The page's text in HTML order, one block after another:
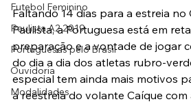
Futebol Feminino
Paulista A2 2019
Portuguesas pelo Brasil
Ouvidoria
Modalidades
Faltando 14 dias para a estreia
Paulista, a Portuguesa está em
preparação e a vontade de jogar
do dia a dia dos atletas rubro-
especial tem ainda mais motivos
a reestreia do volante Caíque com